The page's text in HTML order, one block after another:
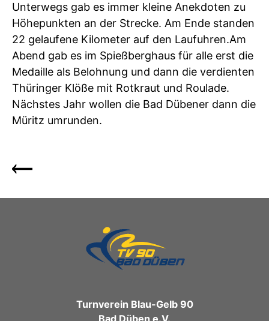
Unterwegs gab es immer kleine Anekdoten zu
Höhepunkten an der Strecke. Am Ende standen
22 gelaufene Kilometer auf den Laufuhren.Am
Abend gab es im Spießberghaus für alle erst die
Medaille als Belohnung und dann die verdienten
Thüringer Klöße mit Rotkraut und Roulade.
Nächstes Jahr wollen die Bad Dübener dann die
Müritz umrunden.
Turnverein Blau-Gelb 90
Bad Düben e.V.